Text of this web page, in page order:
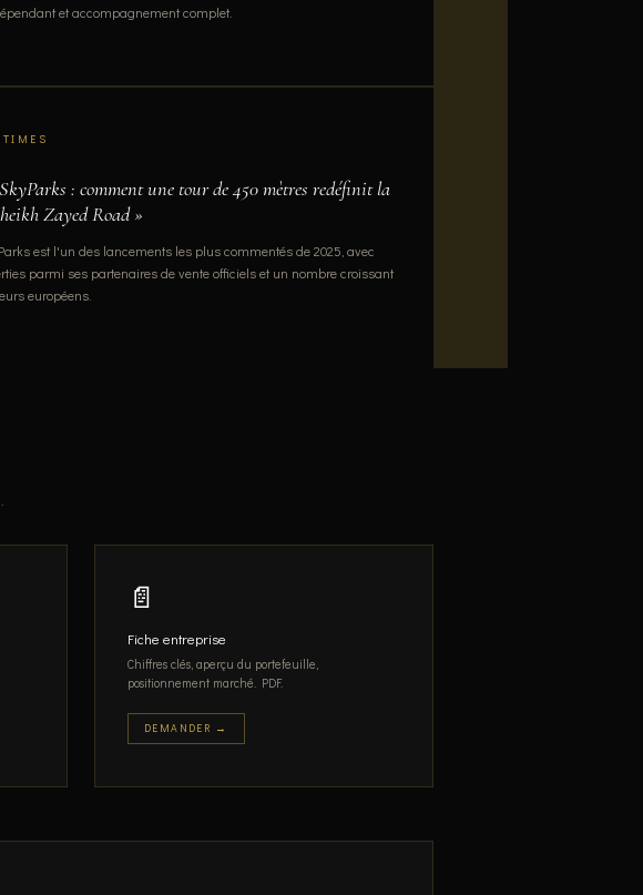
et accompagnement complet.
TIMES
: comment une tour de 450 mètres redéfinit la
Zayed Road »
est l'un des lancements les plus commentés de 2025, avec
parmi ses partenaires de vente officiels et un nombre croissant
européens.
📄
Fiche entreprise
Chiffres clés, aperçu du portefeuille,
positionnement marché. PDF.
DEMANDER →